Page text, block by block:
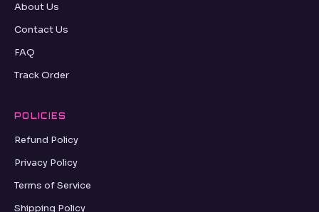
About Us
Contact Us
FAQ
Track Order
POLICIES
Refund Policy
Privacy Policy
Terms of Service
Shipping Policy